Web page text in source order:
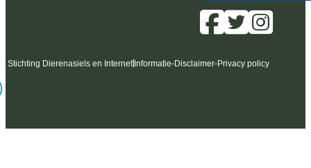
Stichting Dierenasiels en Internet Informatie-Disclaimer-Privacy policy